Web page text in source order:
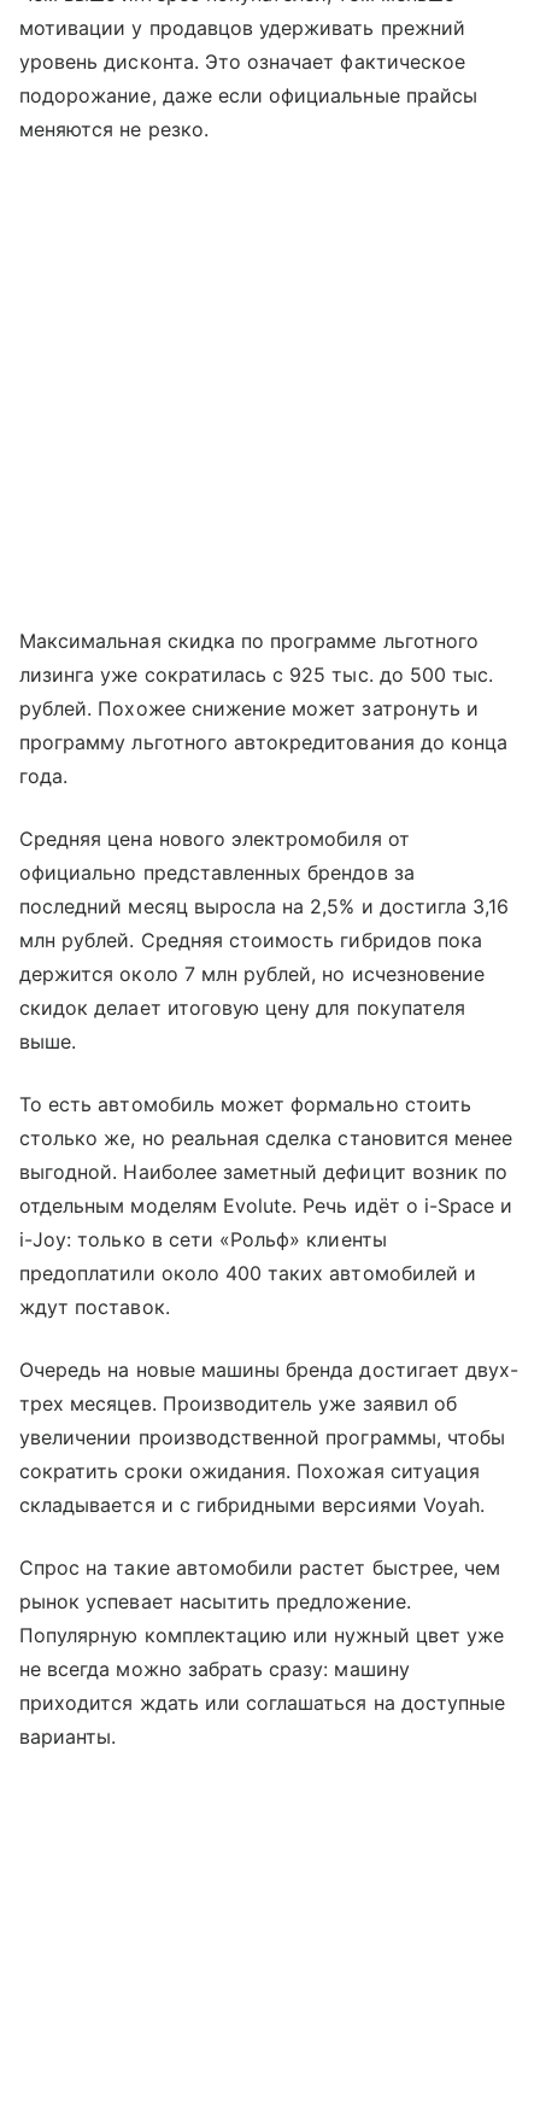
мотивации у продавцов удерживать прежний
уровень дисконта. Это означает фактическое
подорожание, даже если официальные прайсы
меняются не резко.
Максимальная скидка по программе льготного
лизинга уже сократилась с 925 тыс. до 500 тыс.
рублей. Похожее снижение может затронуть и
программу льготного автокредитования до конца
года.
Средняя цена нового электромобиля от
официально представленных брендов за
последний месяц выросла на 2,5% и достигла 3,16
млн рублей. Средняя стоимость гибридов пока
держится около 7 млн рублей, но исчезновение
скидок делает итоговую цену для покупателя
выше.
То есть автомобиль может формально стоить
столько же, но реальная сделка становится менее
выгодной. Наиболее заметный дефицит возник по
отдельным моделям Evolute. Речь идёт о i-Space и
i-Joy: только в сети «Рольф» клиенты
предоплатили около 400 таких автомобилей и
ждут поставок.
Очередь на новые машины бренда достигает двух-
трех месяцев. Производитель уже заявил об
увеличении производственной программы, чтобы
сократить сроки ожидания. Похожая ситуация
складывается и с гибридными версиями Voyah.
Спрос на такие автомобили растет быстрее, чем
рынок успевает насытить предложение.
Популярную комплектацию или нужный цвет уже
не всегда можно забрать сразу: машину
приходится ждать или соглашаться на доступные
варианты.